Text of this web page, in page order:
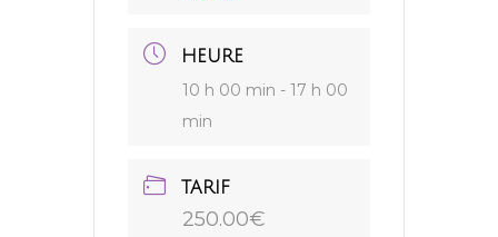
HEURE
10 h 00 min - 17 h 00
min
TARIF
250.00€